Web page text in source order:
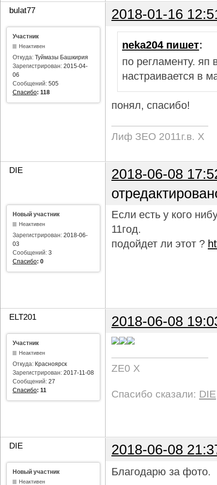
bulat77 2018-01-16
Участник
Неактивен
Откуда: Туймазы Башкирия
Зарегистрирован: 2015-04-
06
Сообщений: 505
Спасибо: 118
neka204 пишет:
по регламенту.
настраивается в
понял, спасибо!
Лиф ЗЕО 2011г.в. Х
DIE
2018-06-08
Новый участник
Неактивен
Зарегистрирован: 2018-06-
03
Сообщений: 3
Спасибо: 0
Если есть у кого
11год.
подойдет ли этот ?
ELT201 2018-06-08
Участник
Неактивен
Откуда: Красноярск
Зарегистрирован: 2017-11-08
Сообщений: 27
Спасибо: 11
ZE0 X
Спасибо сказали: DIE
DIE 2018-06-08
Новый участник
Неактивен
Благодарю за фото.